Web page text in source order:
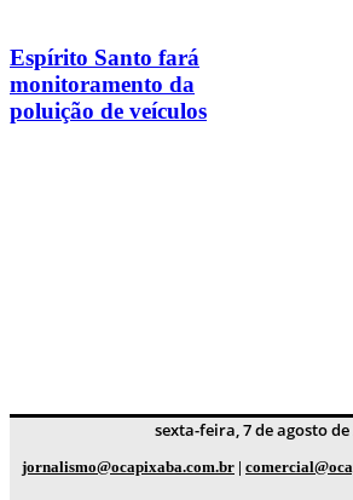
Espírito Santo fará
monitoramento da
poluição de veículos
sexta-feira, 7 de agosto de
jornalismo@ocapixaba.com.br |